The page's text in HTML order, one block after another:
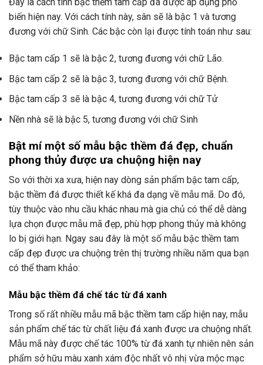
biến hiện nay. Với cách tính này, sân sẽ là bậc 1 và tương
đương với chữ Sinh. Các bậc còn lại được tính toán như sau:
Bậc tam cấp 1 sẽ là bậc 2, tương đương với chữ Lão.
Bậc tam cấp 2 sẽ là bậc 3, tương đương với chữ Bệnh.
Bậc tam cấp 3 sẽ là bậc 4, tương đương với chữ Tử
Nền nhà sẽ là bậc 5, tương đương với chữ Sinh
Bật mí một số mẫu bậc thềm đá đẹp, chuẩn
phong thủy được ưa chuộng hiện nay
So với thời xa xưa, hiện nay dòng sản phẩm bậc tam cấp,
bậc thềm đá được thiết kế khá đa dạng về mẫu mã. Do đó,
tùy thuộc vào nhu cầu khác nhau mà gia chủ có thể dễ dàng
lựa chọn được mẫu mã đẹp, phù hợp phong thủy mà không
lo bị giới hạn. Ngay sau đây là một số mẫu bậc thềm tam
cấp đẹp được ưa chuộng trên thị trường nhiều năm qua bạn
có thể tham khảo:
Mẫu bậc thềm đá chế tác từ đá xanh
Trong số rất nhiều mẫu mã bậc thềm tam cấp hiện nay, mẫu
sản phẩm chế tác từ chất liệu đá xanh được ưa chuộng nhất.
Mẫu mã này được chế tác 100% từ đá xanh tự nhiên nên sản
phẩm sở hữu màu xanh xám độc nhất vô nhị vừa mộc mạc